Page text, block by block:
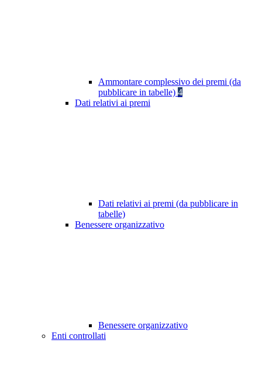
Ammontare complessivo dei premi (da
pubblicare in tabelle) 4
Dati relativi ai premi
Dati relativi ai premi (da pubblicare in
tabelle)
Benessere organizzativo
Benessere organizzativo
Enti controllati